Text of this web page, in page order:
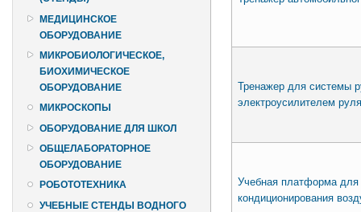
МЕДИЦИНСКОЕ
ОБОРУДОВАНИЕ
МИКРОБИОЛОГИЧЕСКОЕ,
БИОХИМИЧЕСКОЕ
ОБОРУДОВАНИЕ
МИКРОСКОПЫ
ОБОРУДОВАНИЕ ДЛЯ ШКОЛ
ОБЩЕЛАБОРАТОРНОЕ
ОБОРУДОВАНИЕ
РОБОТОТЕХНИКА
УЧЕБНЫЕ СТЕНДЫ ВОДНОГО
Тренажер для системы
электроусилителем руля
Учебная платформа для
кондиционирования